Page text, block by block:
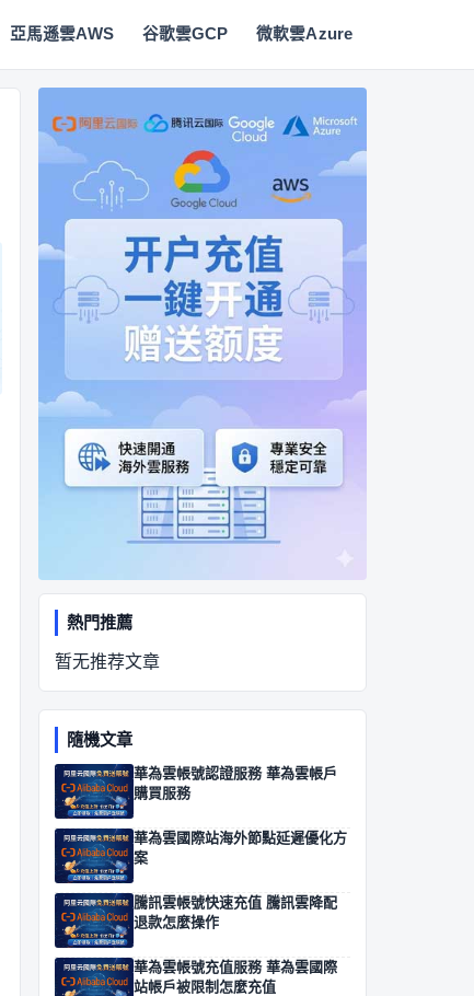
亞馬遜雲AWS 谷歌雲GCP 微軟雲Azure
熱門推薦
暂无推荐文章
隨機文章
華為雲帳號認證服務 華為雲帳戶
購買服務
華為雲國際站海外節點延遲優化方
案
騰訊雲帳號快速充值 騰訊雲降配
退款怎麼操作
華為雲帳號充值服務 華為雲國際
站帳戶被限制怎麼充值